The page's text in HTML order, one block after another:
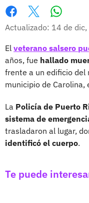
Facebook
X
Actualizado: 14 de
El veterano salsero
años, fue hallado
frente a un edificio del
municipio de Carolina,
La Policía de Puerto
sistema de
trasladaron al lugar,
identificó el cuerpo.
Te puede